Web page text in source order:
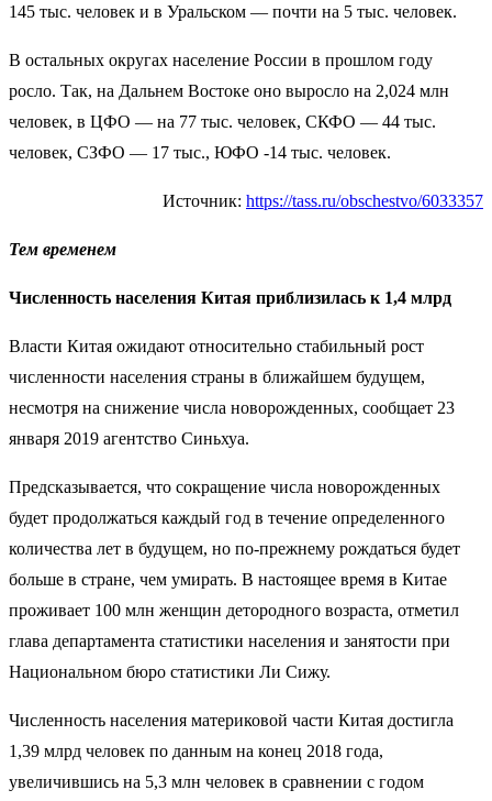
145 тыс. человек и в Уральском — почти на 5 тыс. человек.
В остальных округах население России в прошлом году
росло. Так, на Дальнем Востоке оно выросло на 2,024 млн
человек, в ЦФО — на 77 тыс. человек, СКФО — 44 тыс.
человек, СЗФО — 17 тыс., ЮФО -14 тыс. человек.
Источник: https://tass.ru/obschestvo/6033357
Тем временем
Численность населения Китая приблизилась к 1,4 млрд
Власти Китая ожидают относительно стабильный рост
численности населения страны в ближайшем будущем,
несмотря на снижение числа новорожденных, сообщает 23
января 2019 агентство Синьхуа.
Предсказывается, что сокращение числа новорожденных
будет продолжаться каждый год в течение определенного
количества лет в будущем, но по-прежнему рождаться будет
больше в стране, чем умирать. В настоящее время в Китае
проживает 100 млн женщин детородного возраста, отметил
глава департамента статистики населения и занятости при
Национальном бюро статистики Ли Сижу.
Численность населения материковой части Китая достигла
1,39 млрд человек по данным на конец 2018 года,
увеличившись на 5,3 млн человек в сравнении с годом